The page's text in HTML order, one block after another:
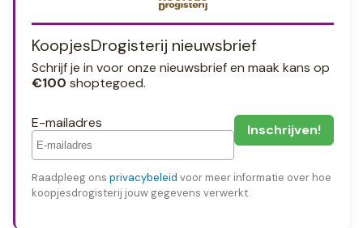
KoopjesDrogisterij nieuwsbrief
Schrijf je in voor onze nieuwsbrief en maak kans op
€100 shoptegoed.
E-mailadres
Raadpleeg ons privacybeleid voor meer informatie over hoe
koopjesdrogisterij jouw gegevens verwerkt.